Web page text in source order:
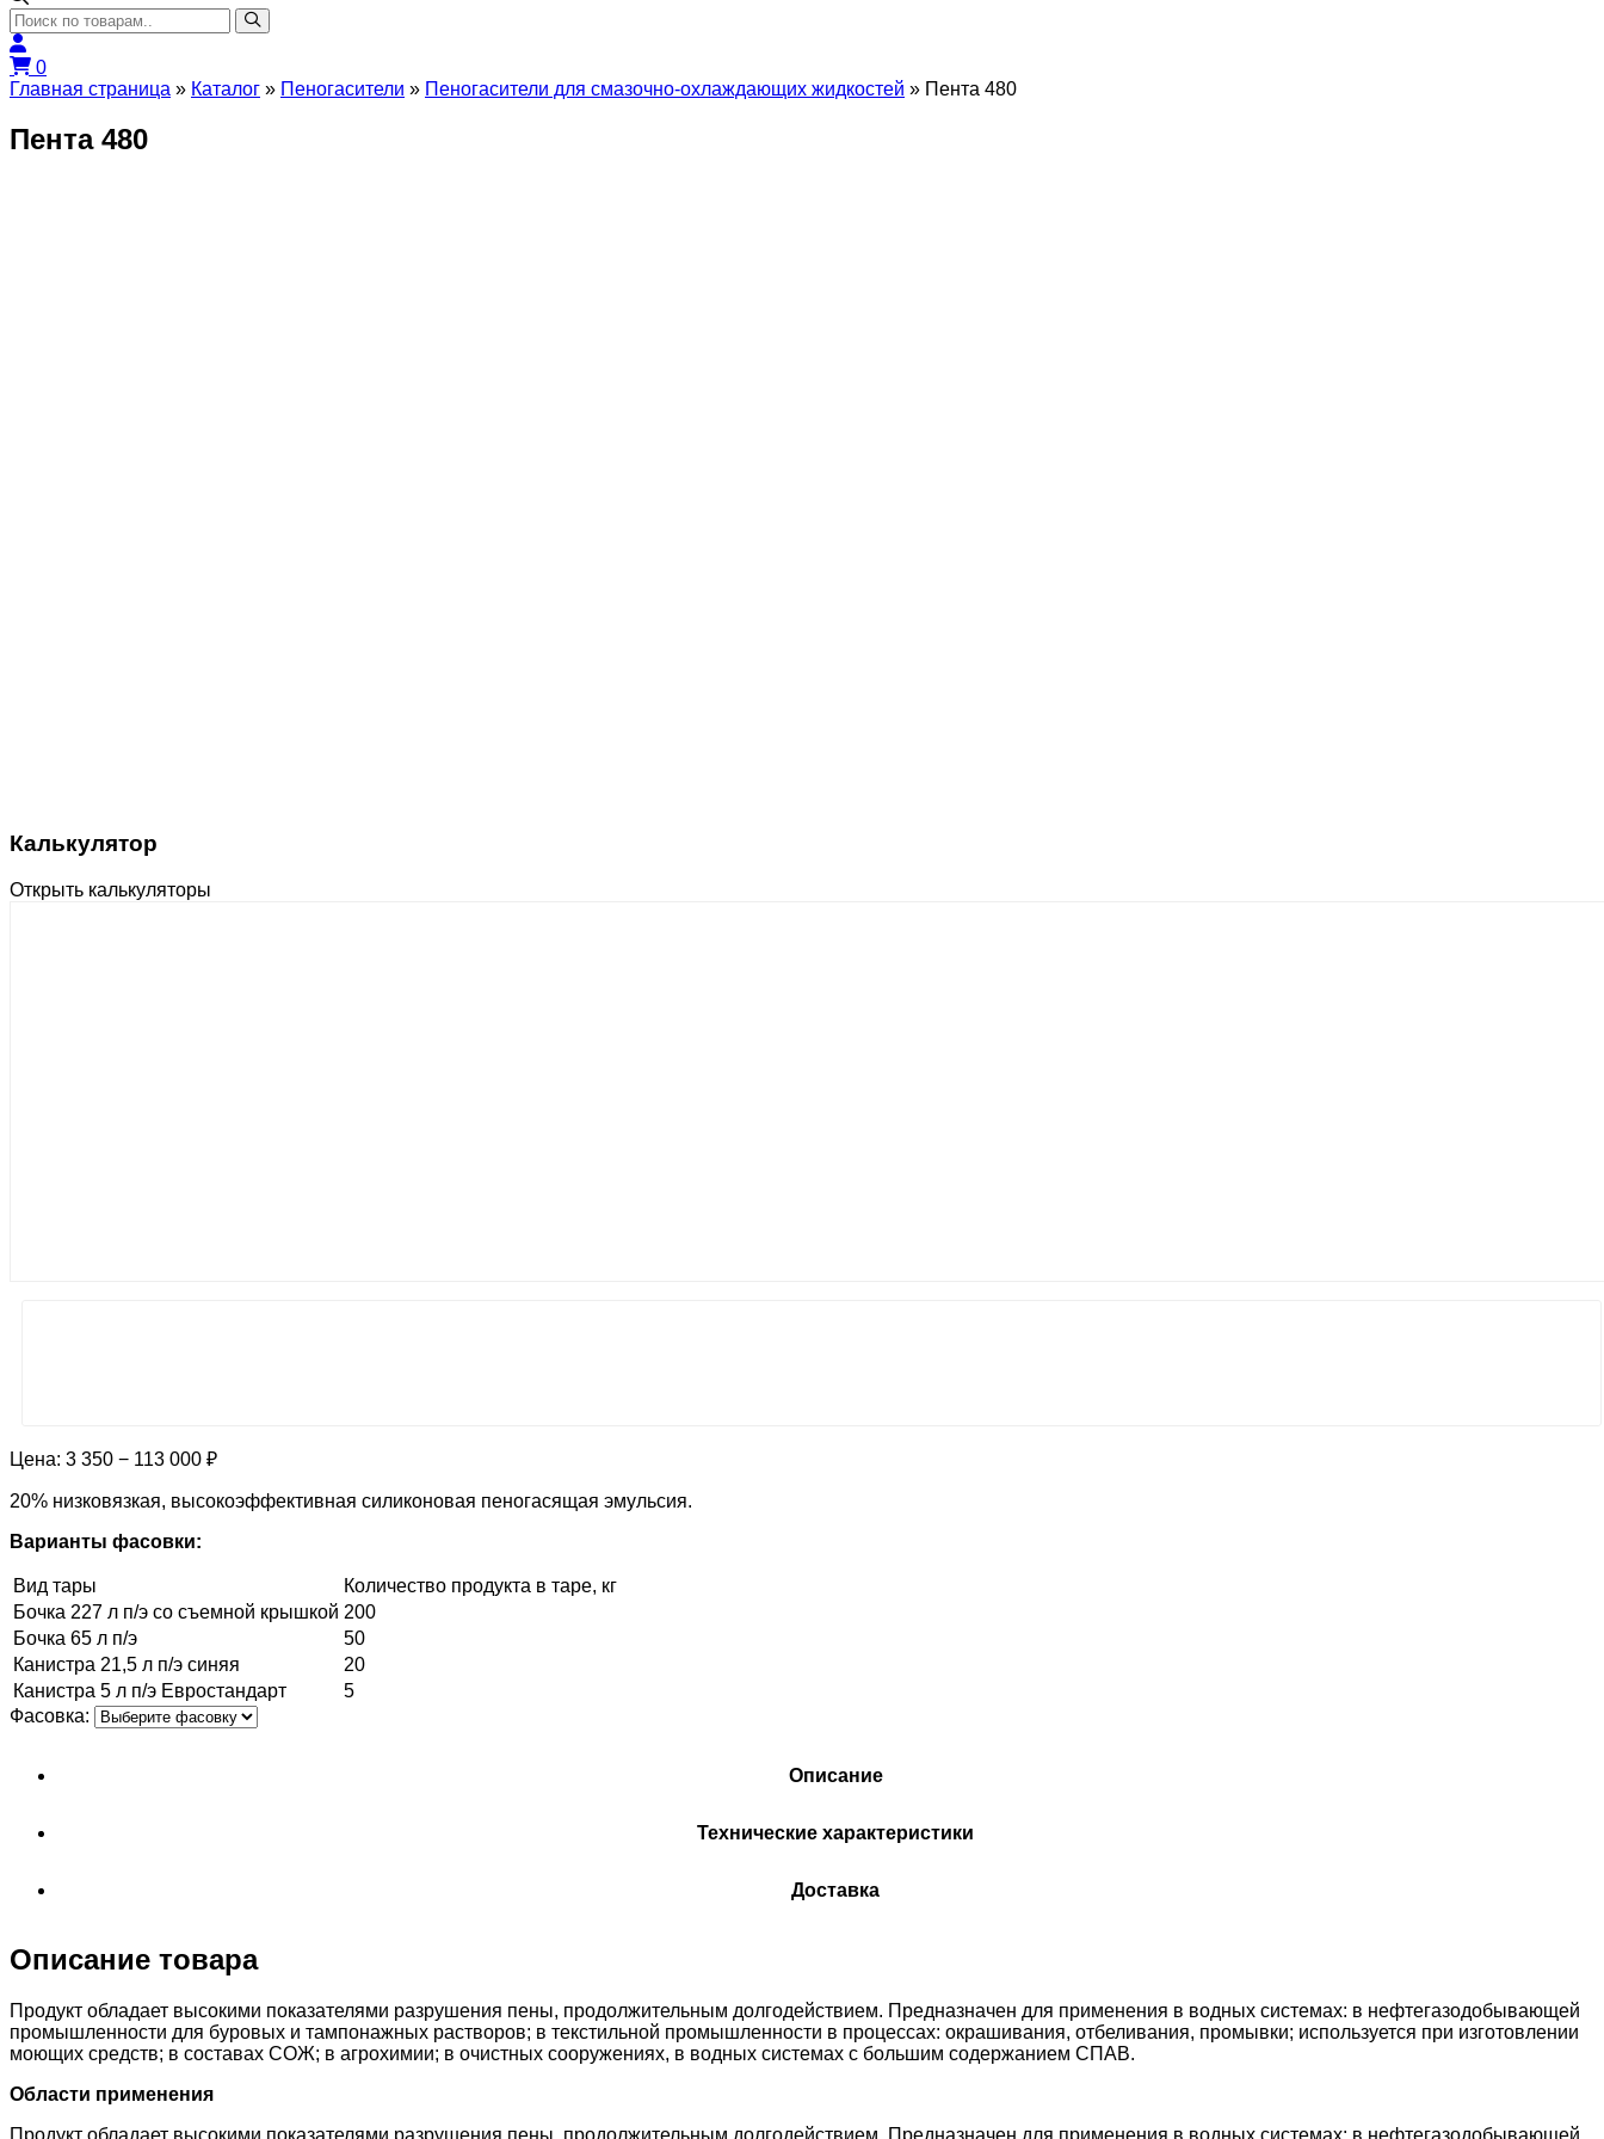
0
Главная страница » Каталог » Пеногасители » Пеногасители для смазочно-охлаждающих жидкостей » Пента 480
Пента 480
Калькулятор
Открыть калькуляторы
Цена: 3 350 − 113 000 ₽
20% низковязкая, высокоэффективная силиконовая пеногасящая эмульсия.
Варианты фасовки:
Вид тары
Количество продукта в таре, кг
Бочка 227 л п/э со съемной крышкой 200
Бочка 65 л п/э
50
Канистра 21,5 л п/э синяя
20
Канистра 5 л п/э Евростандарт
5
Фасовка:
Описание
Технические характеристики
Доставка
Описание товара
Продукт обладает высокими показателями разрушения пены, продолжительным долгодействием. Предназначен для применения в водных системах: в нефтегазодобывающей
промышленности для буровых и тампонажных растворов; в текстильной промышленности в процессах: окрашивания, отбеливания, промывки; используется при изготовлении
моющих средств; в составах СОЖ; в агрохимии; в очистных cооружениях, в водных системах с большим содержанием СПАВ.
Области применения
Продукт обладает высокими показателями разрушения пены, продолжительным долгодействием. Предназначен для применения в водных системах: в нефтегазодобывающей